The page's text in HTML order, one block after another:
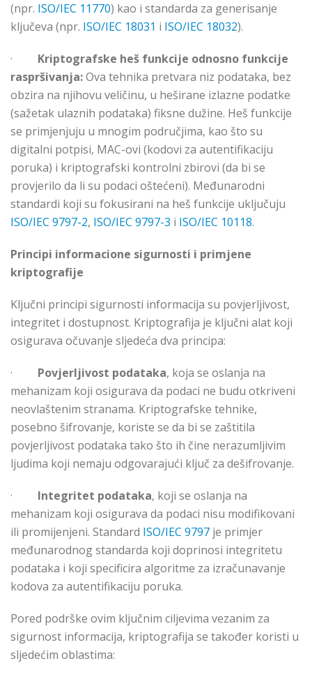
(npr. ISO/IEC 11770) kao i standarda za generisanje
ključeva (npr. ISO/IEC 18031 i ISO/IEC 18032).
· Kriptografske heš funkcije odnosno funkcije
raspršivanja:Ova tehnika pretvara niz podataka, bez
obzira na njihovu veličinu, u heširane izlazne podatke
(sažetak ulaznih podataka) fiksne dužine. Heš funkcije
se primjenjuju u mnogim područjima, kao što su
digitalni potpisi, MAC-ovi (kodovi za autentifikaciju
poruka) i kriptografski kontrolni zbirovi (da bi se
provjerilo da li su podaci oštećeni). Međunarodni
standardi koji su fokusirani na heš funkcije uključuju
ISO/IEC 9797-2, ISO/IEC 9797-3 i ISO/IEC 10118.
Principi informacione sigurnosti i primjene
kriptografije
Ključni principi sigurnosti informacija su povjerljivost,
integritet i dostupnost. Kriptografija je ključni alat koji
osigurava očuvanje sljedeća dva principa:
· Povjerljivost podataka, koja se oslanja na
mehanizam koji osigurava da podaci ne budu otkriveni
neovlaštenim stranama. Kriptografske tehnike,
posebno šifrovanje, koriste se da bi se zaštitila
povjerljivost podataka tako što ih čine nerazumljivim
ljudima koji nemaju odgovarajući ključ za dešifrovanje.
· Integritet podataka, koji se oslanja na
mehanizam koji osigurava da podaci nisu modifikovani
ili promijenjeni. Standard ISO/IEC 9797 je primjer
međunarodnog standarda koji doprinosi integritetu
podataka i koji specificira algoritme za izračunavanje
kodova za autentifikaciju poruka.
Pored podrške ovim ključnim ciljevima vezanim za
sigurnost informacija, kriptografija se također koristi u
sljedećim oblastima: